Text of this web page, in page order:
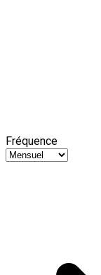
Fréquence